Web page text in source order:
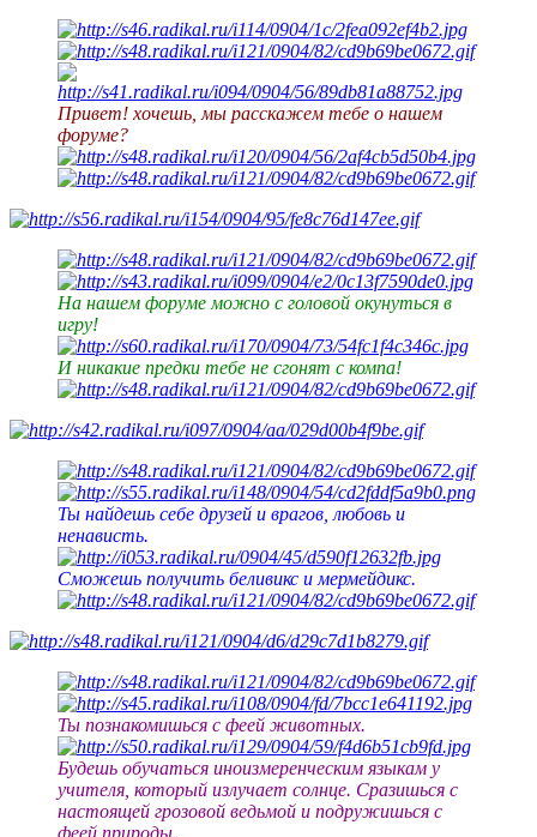
Привет! хочешь, мы расскажем тебе о нашем
форуме?
На нашем форуме можно с головой окунуться в
игру!
И никакие предки тебе не сгонят с компа!
Ты найдешь себе друзей и врагов, любовь и
ненависть.
Сможешь получить беливикс и мермейдикс.
Ты познакомишься с феей животных.
Будешь обучаться иноизмеренческим языкам у
учителя, который излучает солнце. Сразишься с
настоящей грозовой ведьмой и подружишься с
феей природы.